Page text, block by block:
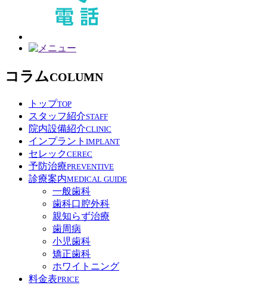
コラムCOLUMN
トップTOP
スタッフ紹介STAFF
院内設備紹介CLINIC
インプラント IMPLANT
セレックCEREC
予防治療PREVENTIVE
診療案内MEDICAL GUIDE
一般歯科
歯科口腔外科
親知らず治療
歯周病
小児歯科
矯正歯科
ホワイトニング
料金表PRICE